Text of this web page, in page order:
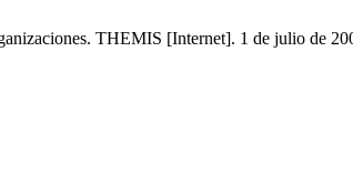
THEMIS [Internet]. 1 de julio de